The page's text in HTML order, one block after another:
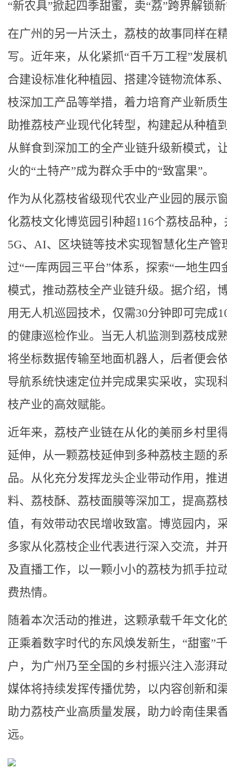
“新农具”掀起四季甜蜜，卖“荔”跨界解锁
在广州的另一片沃土，荔枝的故事同样在
写。近年来，从化紧抓“百千万工程”发展
合建设标准化种植园、搭建冷链物流体系
枝深加工产品等举措，着力培育产业新质
助推荔枝产业现代化转型，构建起从种植
从鲜食到深加工的全产业链升级新模式，
火的“土特产”成为群众手中的“致富果”。
作为从化荔枝省级现代农业产业园的展示
化荔枝文化博览园引种超116个荔枝品种
5G、AI、区块链等技术实现智慧化生产管
过“一库两园三平台”体系，探索“一地生四
模式，推动荔枝全产业链升级。据介绍，
用无人机巡园技术，仅需30分钟即可完成
的健康巡检作业。当无人机监测到荔枝成
将坐标数据传输至地面机器人，后者便会
导航系统快速定位并完成果实采收，实现
枝产业的高效赋能。
近年来，荔枝产业链在从化的美丽乡村里
延伸，从一颗荔枝延伸到多种荔枝主题的
品。从化充分发挥龙头企业带动作用，推
料、荔枝酥、荔枝面膜等深加工，提高荔
值，有效带动农民增收致富。博览园内，
多家从化荔枝企业代表进行深入交流，并
及直播工作，以一颗小小的荔枝为抓手拉
费热情。
随着本次活动的推进，这颗承载千年文化
正乘着数字时代的东风焕发新生，“甜蜜”
户，为广州乃至全国的乡村振兴注入澎湃
媒体将持续发挥传播优势，以内容创新和
助力荔枝产业高质量发展，助力岭南佳果
远。